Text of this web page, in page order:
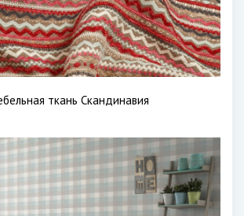
ткань Скандинавия